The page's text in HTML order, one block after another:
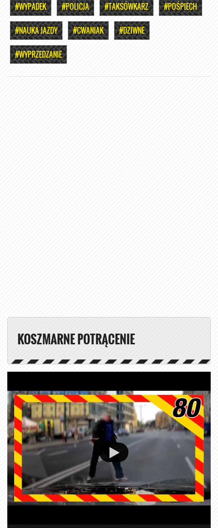
#WYPADEK #POLICJA #TAKSÓWKARZ #POŚPIECH
#NAUKA JAZDY #CWANIAK #DZIWNE
#WYPRZEDZANIE
KOSZMARNE POTRĄCENIE